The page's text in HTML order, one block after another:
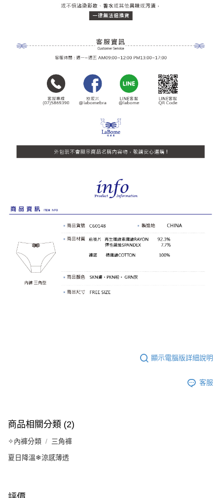
顯示電腦版詳細說明
客服
商品相關分類 (2)
✧內褲分類 三角褲
夏日降溫❄涼感薄透